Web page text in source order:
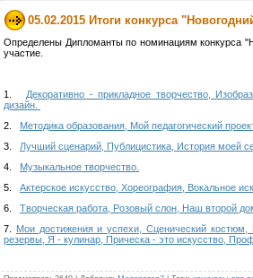
05.02.2015 Итоги конкурса
Определены Дипломанты по номинациям конкурса
участие.
1. Декоративно - прикладное творчество,
дизайн.
2. Методика образования, Мой педагогический
3. Лучший сценарий, Публицистика, История моей
4. Музыкальное творчество.
5. Актерское искусство, Хореография, Вокальное
6. Творческая работа, Розовый слон, Наш второй
7. Мои достижения и успехи, Сценический
резервы, Я - кулинар, Прическа - это искусство,